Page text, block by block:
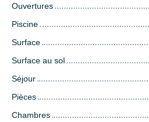
Ouvertures
Piscine
Surface
Surface au sol
Séjour
Pièces
Chambres